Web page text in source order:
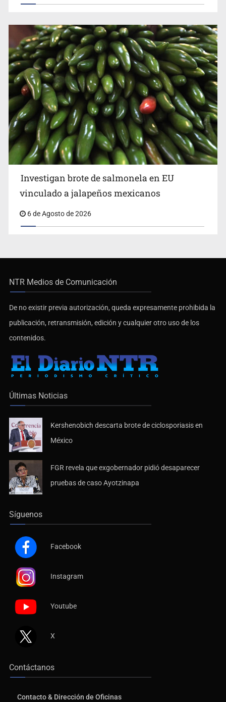
Investigan brote de salmonela en EU
vinculado a jalapeños mexicanos
6 de Agosto de 2026
NTR Medios de Comunicación
De no existir previa autorización, queda expresamente prohibida la
publicación, retransmisión, edición y cualquier otro uso de los
contenidos.
Últimas Noticias
Kershenobich descarta brote de ciclosporiasis en
México
FGR revela que exgobernador pidió desaparecer
pruebas de caso Ayotzinapa
Síguenos
Facebook
Instagram
Youtube
X
Contáctanos
Contacto & Dirección de Oficinas